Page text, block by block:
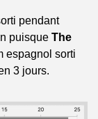
pendant
puisque The
espagnol sorti
3 jours.